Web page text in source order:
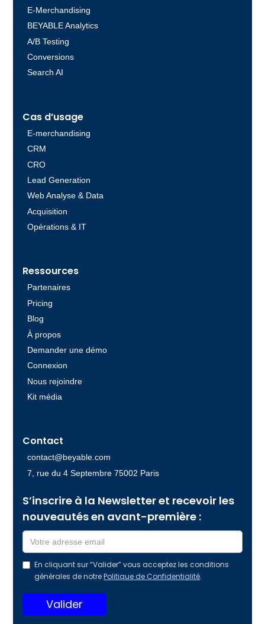
E-Merchandising
BEYABLE Analytics
A/B Testing
Conversions
Search AI
Cas d’usage
E-merchandising
CRM
CRO
Lead Generation
Web Analyse & Data
Acquisition
Opérations & IT
Ressources
Partenaires
Pricing
Blog
À propos
Demander une démo
Connexion
Nous rejoindre
Kit média
Contact
contact@beyable.com
7, rue du 4 Septembre 75002 Paris
S’inscrire à la Newsletter et recevoir les
nouveautés en avant-première :
En cliquant sur “Valider” vous acceptez les conditions
générales de notrePolitique de Confidentialité.